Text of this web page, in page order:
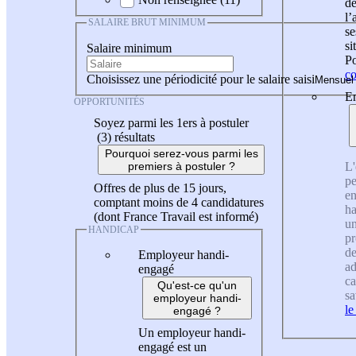
SALAIRE BRUT MINIMUM
Salaire minimum
Choisissez une périodicité pour le salaire saisi
OPPORTUNITÉS
Soyez parmi les 1ers à postuler
(3) résultats
Pourquoi serez-vous parmi les
premiers à postuler ?
Offres de plus de 15 jours,
comptant moins de 4 candidatures
(dont France Travail est informé)
HANDICAP
Employeur handi-
engagé
Qu'est-ce qu'un
employeur handi-
engagé ?
Un employeur handi-
engagé est un